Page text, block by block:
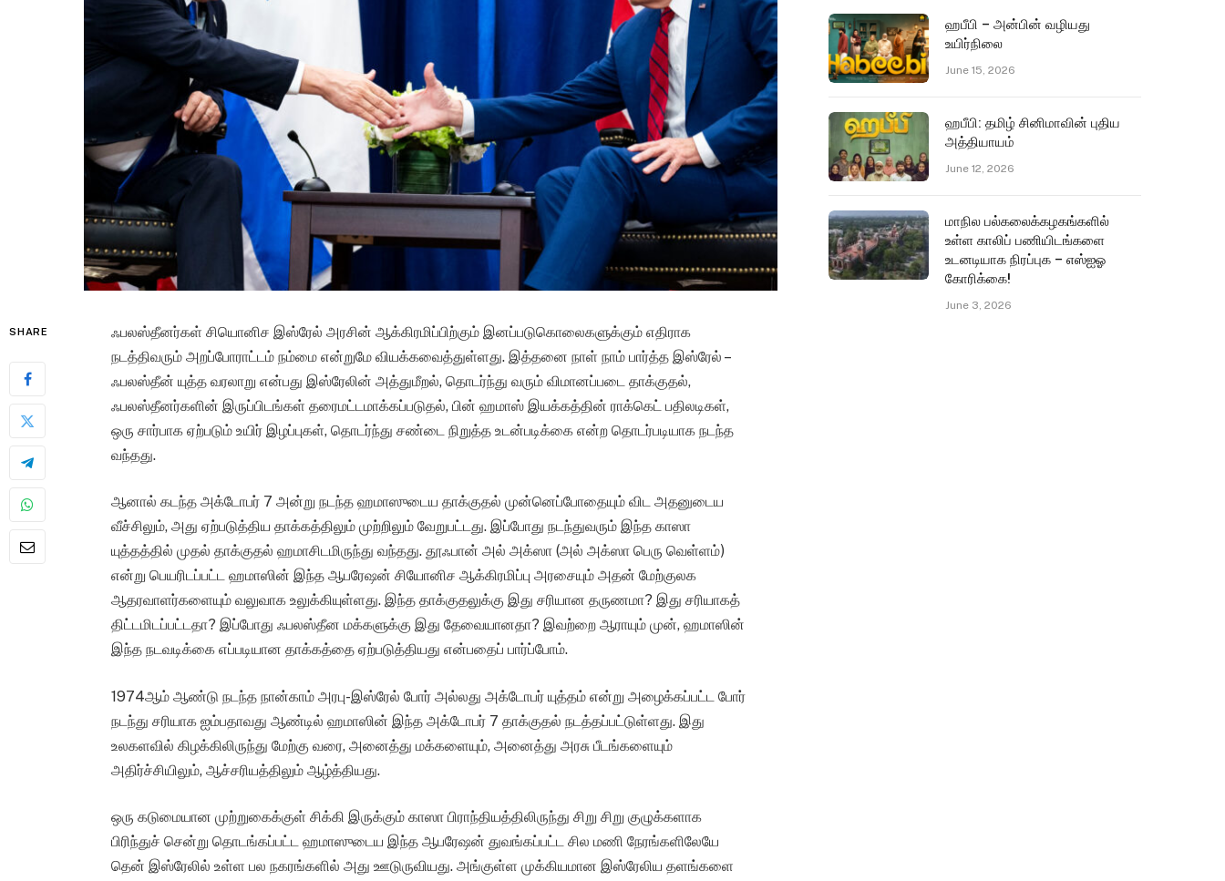
SHARE
ஃபலஸ்தீனர்கள் சியொனிச இஸ்ரேல் அரசின் ஆக்கிரமிப்பிற்கும் இனப்படுகொலைகளுக்கும் எதிராக
நடத்திவரும் அறப்போராட்டம் நம்மை என்றுமே வியக்கவைத்துள்ளது. இத்தனை நாள் நாம் பார்த்த இஸ்ரேல் –
ஃபலஸ்தீன் யுத்த வரலாறு என்பது இஸ்ரேலின் அத்துமீறல், தொடர்ந்து வரும் விமானப்படை தாக்குதல்,
ஃபலஸ்தீனர்களின் இருப்பிடங்கள் தரைமட்டமாக்கப்படுதல், பின் ஹமாஸ் இயக்கத்தின் ராக்கெட் பதிலடிகள்,
ஒரு சார்பாக ஏற்படும் உயிர் இழப்புகள், தொடர்ந்து சண்டை நிறுத்த உடன்படிக்கை என்ற தொடர்படியாக நடந்த
வந்தது.
ஆனால் கடந்த அக்டோபர் 7 அன்று நடந்த ஹமாஸுடைய தாக்குதல் முன்னெப்போதையும் விட அதனுடைய
வீச்சிலும், அது ஏற்படுத்திய தாக்கத்திலும் முற்றிலும் வேறுபட்டது. இப்போது நடந்துவரும் இந்த காஸா
யுத்தத்தில் முதல் தாக்குதல் ஹமாசிடமிருந்து வந்தது. தூஃபான் அல் அக்ஸா (அல் அக்ஸா பெரு வெள்ளம்)
என்று பெயரிடப்பட்ட ஹமாஸின் இந்த ஆபரேஷன் சியோனிச ஆக்கிரமிப்பு அரசையும் அதன் மேற்குலக
ஆதரவாளர்களையும் வலுவாக உலுக்கியுள்ளது. இந்த தாக்குதலுக்கு இது சரியான தருணமா? இது சரியாகத்
திட்டமிடப்பட்டதா? இப்போது ஃபலஸ்தீன மக்களுக்கு இது தேவையானதா? இவற்றை ஆராயும் முன், ஹமாஸின்
இந்த நடவடிக்கை எப்படியான தாக்கத்தை ஏற்படுத்தியது என்பதைப் பார்ப்போம்.
1974ஆம் ஆண்டு நடந்த நான்காம் அரபு-இஸ்ரேல் போர் அல்லது அக்டோபர் யுத்தம் என்று அழைக்கப்பட்ட போர்
நடந்து சரியாக ஐம்பதாவது ஆண்டில் ஹமாஸின் இந்த அக்டோபர் 7 தாக்குதல் நடத்தப்பட்டுள்ளது. இது
உலகளவில் கிழக்கிலிருந்து மேற்கு வரை, அனைத்து மக்களையும், அனைத்து அரசு பீடங்களையும்
அதிர்ச்சியிலும், ஆச்சரியத்திலும் ஆழ்த்தியது.
ஒரு கடுமையான முற்றுகைக்குள் சிக்கி இருக்கும் காஸா பிராந்தியத்திலிருந்து சிறு சிறு குழுக்களாக
பிரிந்துச் சென்று தொடங்கப்பட்ட ஹமாஸுடைய இந்த ஆபரேஷன் துவங்கப்பட்ட சில மணி நேரங்களிலேயே
தென் இஸ்ரேலில் உள்ள பல நகரங்களில் அது ஊடுருவியது. அங்குள்ள முக்கியமான இஸ்ரேலிய தளங்களை
ஹபீபி – அன்பின் வழியது
உயிர்நிலை
June 15, 2026
ஹபீபி: தமிழ் சினிமாவின் புதிய
அத்தியாயம்
June 12, 2026
மாநில பல்கலைக்கழகங்களில்
உள்ள காலிப் பணியிடங்களை
உடனடியாக நிரப்புக – எஸ்ஐஓ
கோரிக்கை!
June 3, 2026